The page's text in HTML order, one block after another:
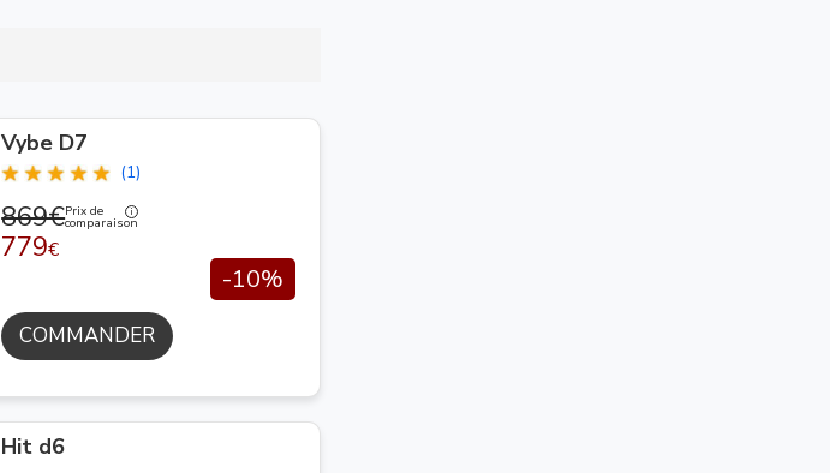
Vybe D7
(1)
869€Prix de
comparaison
779€
-10%
COMMANDER
Hit d6